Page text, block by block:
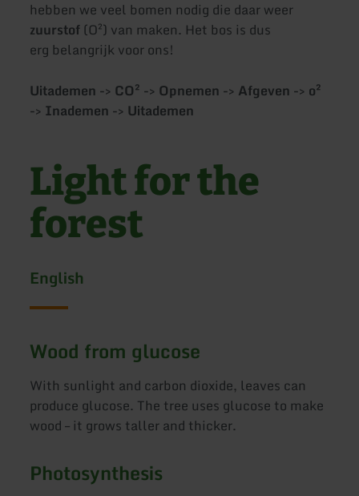
hebben we veel bomen nodig die daar weer
zuurstof(O²) van maken. Het bos is dus
erg belangrijk voor ons!
Uitademen -> CO² -> Opnemen -> Afgeven -> o²
-> Inademen -> Uitademen
Light for the
forest
English
Wood from glucose
With sunlight and carbon dioxide, leaves can
produce glucose. The tree uses glucose to make
wood – it grows taller and thicker.
Photosynthesis